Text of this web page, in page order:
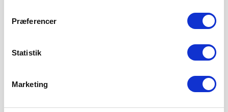
Præferencer
Statistik
Marketing
TOPSCORER I ESTLAND
Sønderjyske Fodbold henter den gambiske angriber Bubacarr
LÆS MERE